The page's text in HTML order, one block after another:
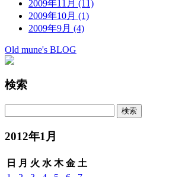
2009年11月 (11)
2009年10月 (1)
2009年9月 (4)
Old mune's BLOG
検索
2012年1月
日 月 火 水 木 金 土